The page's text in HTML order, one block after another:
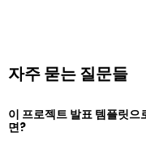
자주 묻는 질문들
이 프로젝트 발표 템플릿
면?